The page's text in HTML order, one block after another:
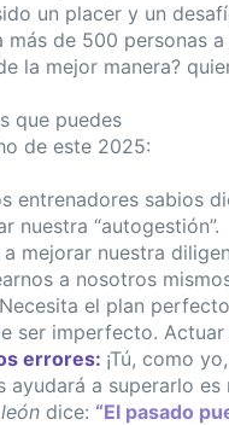
un placer y un
de 500 personas
la mejor manera?
que puedes
de este 2025:
entrenadores sabios
nuestra “autogestión”.
mejorar nuestra
a nosotros
el plan
ser imperfecto.
errores: ¡Tú, como
ayudará a superarlo
dice: “El pasado